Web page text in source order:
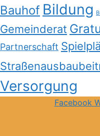
Bauhof Bildung
Gemeinderat
Partnerschaft
Versorgung
Facebook